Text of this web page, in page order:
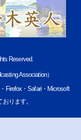
Reserved.
Association）
Firefox・Safari・Microsoft
ります。